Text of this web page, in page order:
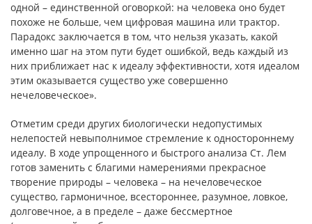
одной – единственной оговоркой: на человека оно будет
похоже не больше, чем цифровая машина или трактор.
Парадокс заключается в том, что нельзя указать, какой
именно шаг на этом пути будет ошибкой, ведь каждый из
них приближает нас к идеалу эффективности, хотя идеалом
этим оказывается существо уже совершенно
нечеловеческое».
Отметим среди других биологически недопустимых
нелепостей невыполнимое стремление к одностороннему
идеалу. В ходе упрощенного и быстрого анализа Ст. Лем
готов заменить с благими намерениями прекрасное
творение природы – человека – на нечеловеческое
существо, гармоничное, всестороннее, разумное, ловкое,
долговечное, а в пределе – даже бессмертное